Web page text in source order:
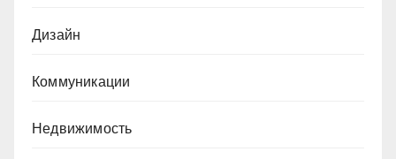
Дизайн
Коммуникации
Недвижимость